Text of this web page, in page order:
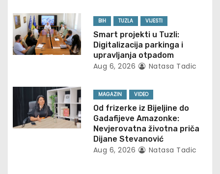
t
i
o
BIH TUZLA VIJESTI
Smart projekti u Tuzli:
Digitalizacija parkinga i
upravljanja otpadom
Aug 6, 2026 Natasa Tadic
MAGAZIN VIDEO
Od frizerke iz Bijeljine do
Gadafijeve Amazonke:
Nevjerovatna životna priča
Dijane Stevanović
Aug 6, 2026 Natasa Tadic